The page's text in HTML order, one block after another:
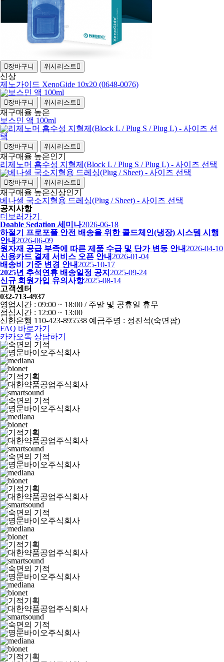
장바구니 위시리스트
신상
제노가이드 XenoGide 10x20 (0648-0076)
장바구니 위시리스트
재구매율 높은
보스민 액 100ml
장바구니 위시리스트
재구매율 높은인기
리제노머 흡수성 지혈제(Block L / Plug S / Plug L) - 사이즈 선택
장바구니 위시리스트
재구매율 높은신상인기
베나셀 국소지혈용 드레싱(Plug / Sheet) - 사이즈 선택
공지사항
더보러가기
Doable Sedation 세미나2026-06-18
하절기 프로포폴 안전 배송을 위한 콜드체인(냉장) 시스템 시행
안내 2026-06-09
원자재 공급 부족에 따른 제품 수급 및 단가 변동 안내 2026-04-10
신용카드 결제 서비스 오픈 안내 2026-01-04
배송비 기준 변경 안내 2025-10-17
2025년 추석연휴 배송일정 공지 2025-09-24
신규 회원가입 유의사항2025-08-14
고객센터
032-713-4937
영업시간 : 09:00 ~ 18:00 / 주말 및 공휴일 휴무
점심시간 : 12:00 ~ 13:00
신한은행 110-423-895538 예금주명 : 정진석(숙면팜)
FAQ 바로가기
카카오톡 상담하기